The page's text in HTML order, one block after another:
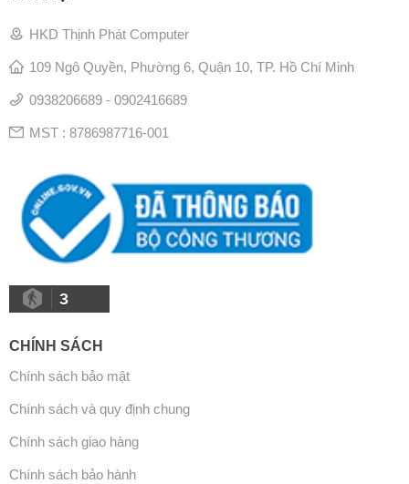
HKD Thịnh Phát Computer
109 Ngô Quyền, Phường 6, Quận 10, TP. Hồ Chí Minh
0938206689 - 0902416689
MST : 8786987716-001
3
CHÍNH SÁCH
Chính sách bảo mật
Chính sách và quy định chung
Chính sách giao hàng
Chính sách bảo hành